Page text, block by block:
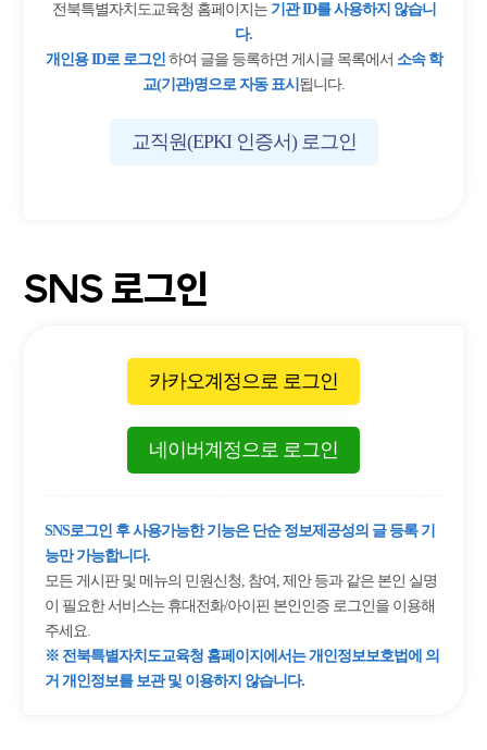
전북특별자치도교육청 홈페이지는 기관 ID를 사용하지 않습니
다.
개인용 ID로 로그인하여 글을 등록하면 게시글 목록에서 소속 학
교(기관)명으로 자동 표시 됩니다.
교직원(EPKI 인증서) 로그인
SNS 로그인
카카오계정으로 로그인
네이버계정으로 로그인
SNS로그인 후 사용가능한 기능은 단순 정보제공성의 글 등록 기
능만 가능합니다.
모든 게시판 및 메뉴의 민원신청, 참여, 제안 등과 같은 본인 실명
이 필요한 서비스는 휴대전화/아이핀 본인인증 로그인을 이용해
주세요.
※ 전북특별자치도교육청 홈페이지에서는 개인정보보호법에 의
거 개인정보를 보관 및 이용하지 않습니다.